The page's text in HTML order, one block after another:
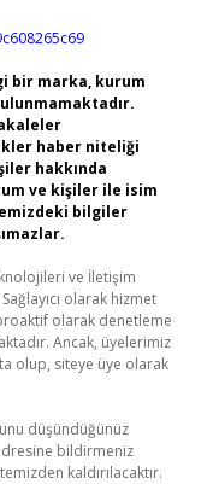
bir marka, kurum
haber niteliği
hakkında
ve kişiler ile isim
bilgiler
ve İletişim
olarak hizmet
olarak denetleme
Ancak, üyelerimiz
olup, siteye üye olarak
düşündüğünüz
bildirmeniz
kaldırılacaktır.